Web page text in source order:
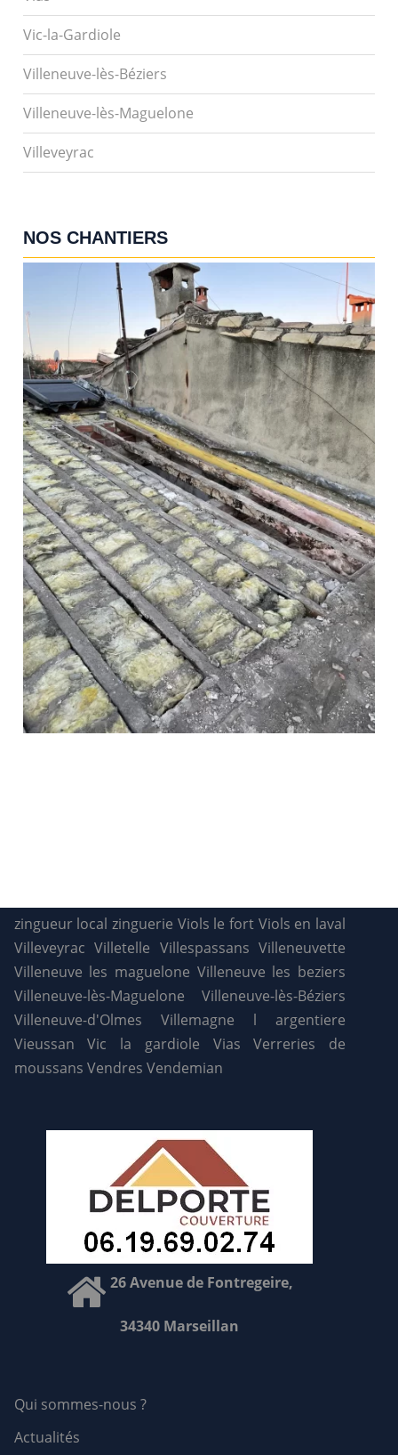
Vic-la-Gardiole
Villeneuve-lès-Béziers
Villeneuve-lès-Maguelone
Villeveyrac
NOS CHANTIERS
zingueur local zinguerie Viols le fort Viols en laval
Villeveyrac Villetelle Villespassans Villeneuvette
Villeneuve les maguelone Villeneuve les beziers
Villeneuve-lès-Maguelone
Villeneuve-lès-Béziers
Villeneuve-d'Olmes
Villemagne l argentiere
Vieussan
Vic la gardiole Vias
Verreries de
moussans Vendres Vendemian
26 Avenue de Fontregeire,
34340 Marseillan
Qui sommes-nous ?
Actualités